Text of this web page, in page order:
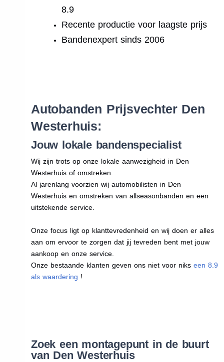
8.9
Recente productie voor laagste prijs
Bandenexpert sinds 2006
Autobanden Prijsvechter Den
Westerhuis:
Jouw lokale bandenspecialist
Wij zijn trots op onze lokale aanwezigheid in Den
Westerhuis of omstreken.
Al jarenlang voorzien wij automobilisten in Den
Westerhuis en omstreken van allseasonbanden en een
uitstekende service.
Onze focus ligt op klanttevredenheid en wij doen er alles
aan om ervoor te zorgen dat jij tevreden bent met jouw
aankoop en onze service.
Onze bestaande klanten geven ons niet voor niks een 8.9
als waardering !
Zoek een montagepunt in de buurt
van Den Westerhuis